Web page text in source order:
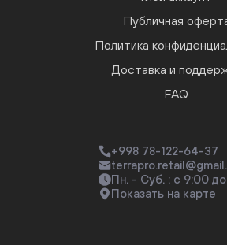
Публичная
Политика
Доставка и
FAQ
+998 78-122-64-37
Пн. - Суб. : с 9:00
Показать на карте